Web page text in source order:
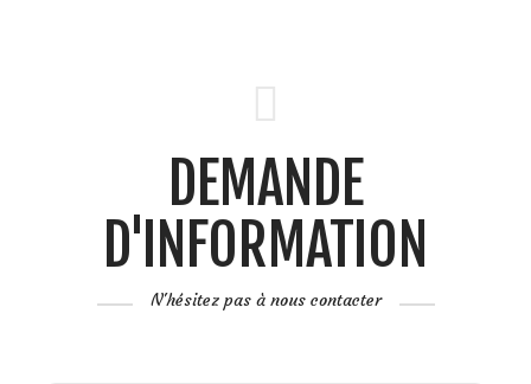
DEMANDE
D'INFORMATION
N'hésitez pas à nous contacter